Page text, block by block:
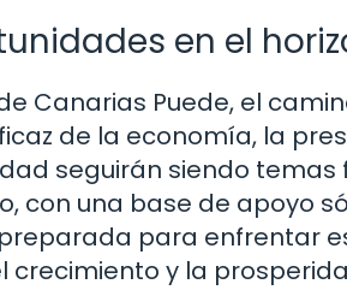
en el
Canarias Puede, el
de la economía, la
seguirán siendo
con una base de apoyo
para enfrentar
y la